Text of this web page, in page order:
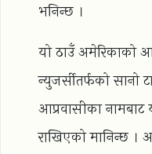
भनिन्छ ।
यो ठाउँ अमेरिकाको
न्युजर्सीतर्फको
आप्रवासीका
राखिएको मानिन्छ ।